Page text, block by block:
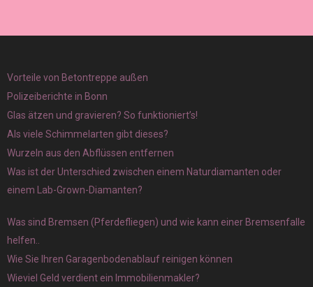
Vorteile von Betontreppe außen
Polizeiberichte in Bonn
Glas ätzen und gravieren? So funktioniert’s!
Als viele Schimmelarten gibt dieses?
Wurzeln aus den Abflüssen entfernen
Was ist der Unterschied zwischen einem Naturdiamanten oder
einem Lab-Grown-Diamanten?
Was sind Bremsen (Pferdefliegen) und wie kann einer Bremsenfalle
helfen..
Wie Sie Ihren Garagenbodenablauf reinigen können
Wieviel Geld verdient ein Immobilienmakler?